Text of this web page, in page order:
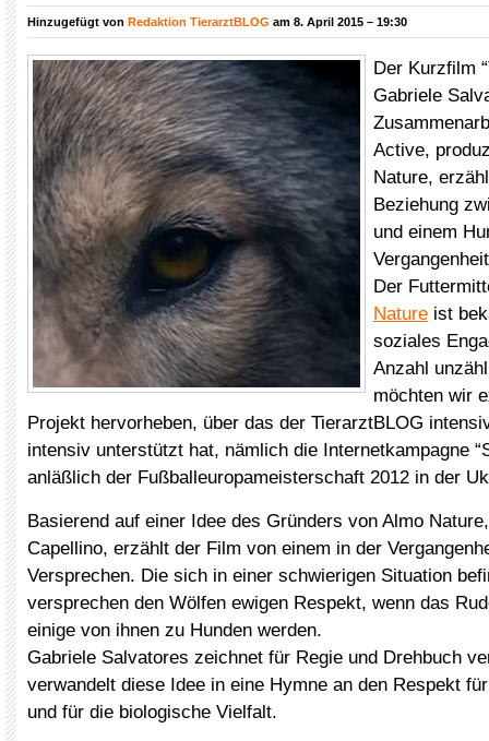
Hinzugefügt von Redaktion TierarztBLOG am 8. April 2015 – 19:30
Der Kurzfilm
Gabriele
Active,
Nature,
Beziehung
und einem
Der
Nature ist
soziales
Anzahl
möchten wir
Projekt hervorheben, über das der TierarztBLOG
intensiv unterstützt hat, nämlich die Internetkampagne
anläßlich der Fußballeuropameisterschaft 2012 in der
Basierend auf einer Idee des Gründers von Almo
Capellino, erzählt der Film von einem in der
Versprechen. Die sich in einer schwierigen Situation
versprechen den Wölfen ewigen Respekt, wenn das
einige von ihnen zu Hunden werden.
Gabriele Salvatores zeichnet für Regie und Drehbuch
verwandelt diese Idee in eine Hymne an den Respekt
und für die biologische Vielfalt.